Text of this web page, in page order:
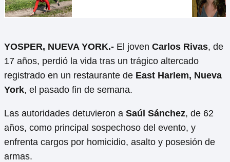
YOSPER, NUEVA YORK.- El joven Carlos Rivas, de
17 años, perdió la vida tras un trágico altercado
registrado en un restaurante de East Harlem, Nueva
York, el pasado fin de semana.
Las autoridades detuvieron a Saúl Sánchez, de 62
años, como principal sospechoso del evento, y
enfrenta cargos por homicidio, asalto y posesión de
armas.